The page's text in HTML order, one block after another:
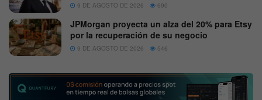
9 DE AGOSTO DE 2026 690
JPMorgan proyecta un alza del 20% para Etsy
por la recuperación de su negocio
9 DE AGOSTO DE 2026 546